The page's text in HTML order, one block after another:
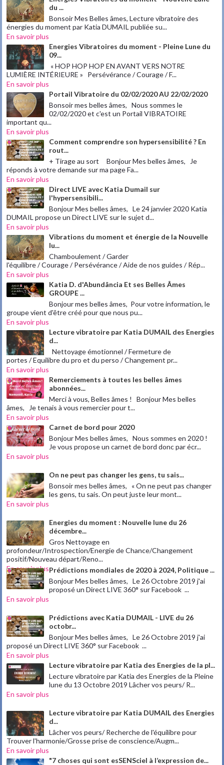
du ...
Bonsoir Mes Belles âmes, Lecture vibratoire des
énergies du moment par Katia DUMAIL publiée su...
En savoir plus
Energies Vibratoires du moment - Pleine Lune du
09...
« HOP HOP HOP EN AVANT VERS NOTRE
LUMIÈRE INTÉRIEURE » Persévérance / Courage / F...
En savoir plus
Portail Vibratoire du 02/02/2020 AU 22/02/2020
Bonsoir mes belles âmes, Nous sommes le
02/02/2020 et c'est un Portail VIBRATOIRE
important qu...
En savoir plus
Comment comprendre son hypersensibilité ? En
rout...
+ Tirage au sort Bonjour Mes belles âmes, Je
réponds à votre demande sur ma page Fa...
En savoir plus
Direct LIVE avec Katia Dumail sur
l'hypersensibili...
Bonjour Mes belles âmes, Le 24 janvier 2020 Katia
DUMAIL propose un Direct LIVE sur le sujet d...
En savoir plus
Vibrations du moment et énergie de la Nouvelle
lu...
Chamboulement / Garder
l'équilibre / Courage / Persévérance / Aide de nos guides / Rép...
En savoir plus
Katia D. d'Abundância Et ses Belles Âmes
GROUPE ...
Bonjour mes belles âmes, Pour votre information, le
groupe vient d'être créé pour que nous pu...
En savoir plus
Lecture vibratoire par Katia DUMAIL des Energies
d...
Nettoyage émotionnel / Fermeture de
portes / Equilibre du pro et du perso / Changement pr...
En savoir plus
Remerciements à toutes les belles âmes
abonnées...
Merci à vous, Belles âmes ! Bonjour Mes belles
âmes, Je tenais à vous remercier pour t...
En savoir plus
Carnet de bord pour 2020
Bonjour Mes belles âmes, Nous sommes en 2020 !
Je vous propose un carnet de bord donc par écr...
En savoir plus
On ne peut pas changer les gens, tu sais...
Bonsoir mes belles âmes, « On ne peut pas changer
les gens, tu sais. On peut juste leur mont...
En savoir plus
Energies du moment : Nouvelle lune du 26
décembre...
Gros Nettoyage en
profondeur/Introspection/Energie de Chance/Changement
positif/Nouveau départ/Reno...
En savoir plusPrédictions mondiales de 2020 à 2024, Politique ...
Bonjour Mes belles âmes, Le 26 Octobre 2019 j'ai
proposé un Direct LIVE 360° sur Facebook ...
En savoir plus
Prédictions avec Katia DUMAIL - LIVE du 26
octobr...
Bonjour Mes belles âmes, Le 26 Octobre 2019 j'ai
proposé un Direct LIVE 360° sur Facebook ...
En savoir plus
Lecture vibratoire par Katia des Energies de la pl...
Lecture vibratoire par Katia des Energies de la Pleine
lune du 13 Octobre 2019 Lâcher vos peurs/ R...
En savoir plus
Lecture vibratoire par Katia DUMAIL des Energies
d...
Lâcher vos peurs/ Recherche de l'équilibre pour
Trouver l'harmonie/Grosse prise de conscience/Augm...
En savoir plus
"7 choses qui sont esSENSciel à l’expression de...